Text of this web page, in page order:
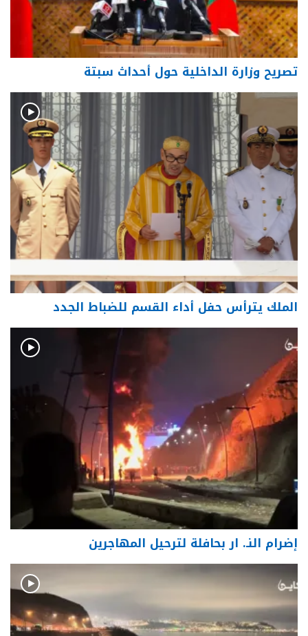
تصريح وزارة الداخلية حول أحداث سبتة
الملك يترأس حفل أداء القسم للضباط الجدد
إضرام النـ. ار بحافلة لترحيل المهاجرين